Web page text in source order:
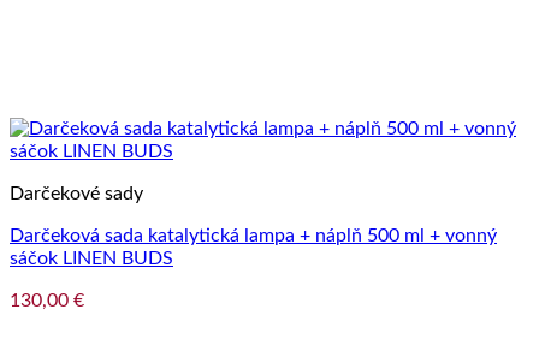
Darčekové sady
Darčeková sada katalytická lampa + náplň 500 ml + vonný
sáčok LINEN BUDS
130,00 €